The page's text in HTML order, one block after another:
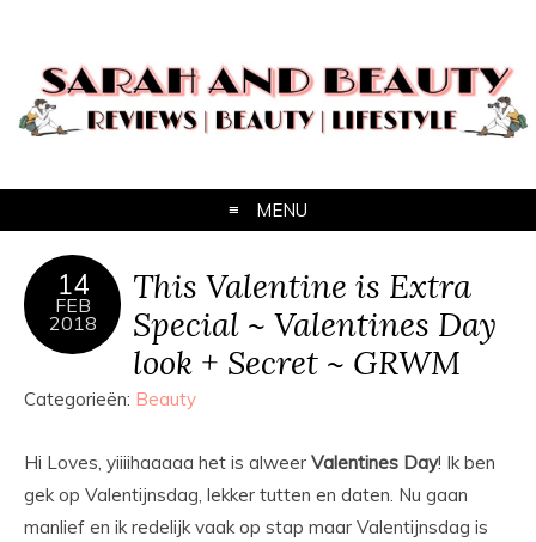
MENU
14
FEB
2018
This Valentine is Extra
Special ~ Valentines Day
look + Secret ~ GRWM
Categorieën: Beauty
Hi Loves, yiiiihaaaaa het is alweer Valentines Day! Ik ben
gek op Valentijnsdag, lekker tutten en daten. Nu gaan
manlief en ik redelijk vaak op stap maar Valentijnsdag is